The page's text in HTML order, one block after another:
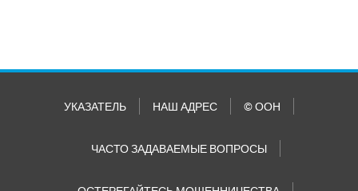
УКАЗАТЕЛЬ НАШ АДРЕС © ООН
ЧАСТО ЗАДАВАЕМЫЕ ВОПРОСЫ